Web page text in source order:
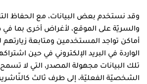
وقد نستخدم بعض البيانات، مع الحفاظ
والسريّة على الموقع، لأغراض أخرى بما
أماكن تواجد المستخدمين ومتابعة زيارتهم
الواردة في البريد الإلكتروني في حين
تلك البيانات مجهولة المصدر، التي لا
الشخصيّة الفعليّة، إلى طرف ثالث